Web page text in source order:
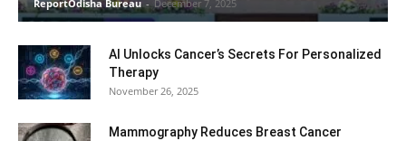
ReportOdisha Bureau - December 7, 2025
AI Unlocks Cancer’s Secrets For Personalized
Therapy
November 26, 2025
Mammography Reduces Breast Cancer